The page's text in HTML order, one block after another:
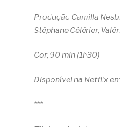
Produção Camilla
Stéphane Célérier,
Cor, 90 min (1h30)
Disponível na Netflix
***